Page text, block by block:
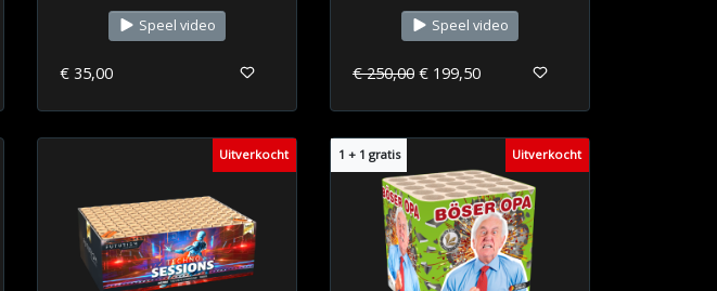
Speel video
€ 35,00
Speel video
€ 250,00 € 199,50
Uitverkocht 1 + 1 gratis Uitverkocht